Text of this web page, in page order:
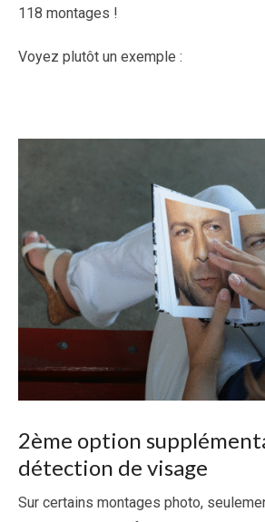
118 montages !
Voyez plutôt un exemple :
2ème option
détection de visage
Sur certains montages photo,